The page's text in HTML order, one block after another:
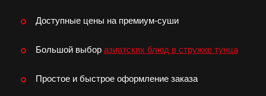
Доступные цены на премиум-суши
Большой выбор азиатских блюд в стружке тунца
Простое и быстрое оформление заказа